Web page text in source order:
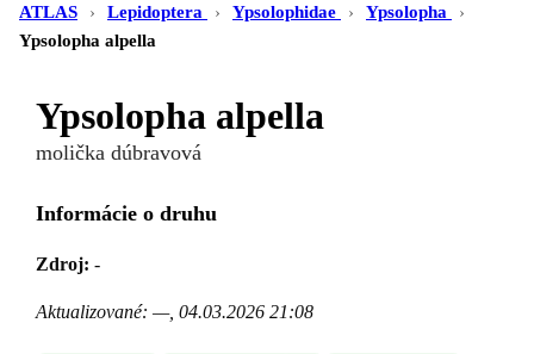
ATLAS
› Lepidoptera › Ypsolophidae › Ypsolopha
›
Ypsolopha alpella
Ypsolopha alpella
molička dúbravová
Informácie o druhu
Zdroj: -
Aktualizované: —, 04.03.2026 21:08